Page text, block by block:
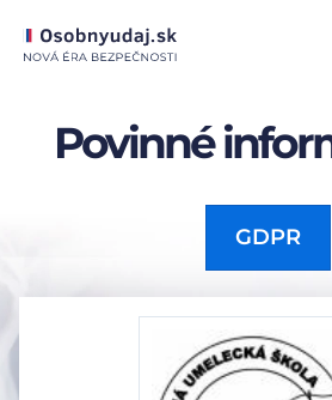
Povinné
GDPR